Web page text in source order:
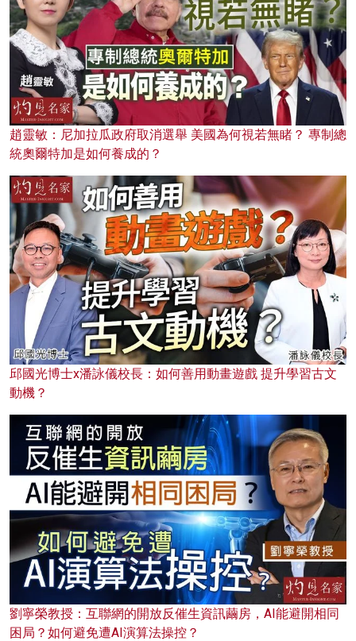
趙靈敏：尼加拉瓜政府取消選舉 美國為何視若無睹？ 專制總
統奧爾特加是如何養成的？
邱國光博士x潘詠儀校長：如何善用動畫遊戲 提升學習古文
動機？
劉寧榮教授：互聯網的開放反催生資訊繭房，AI能避開相同
困局？如何避免遭AI演算法操控？